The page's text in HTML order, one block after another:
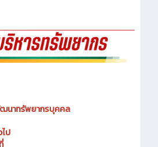
นาทรัพยากรบุคคล